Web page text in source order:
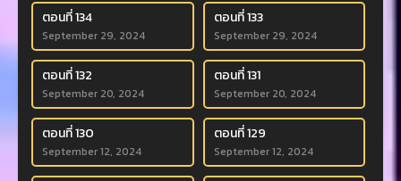
ตอนที่ 134
September 29, 2024
ตอนที่ 133
September 29, 2024
ตอนที่ 132
September 20, 2024
ตอนที่ 131
September 20, 2024
ตอนที่ 130
September 12, 2024
ตอนที่ 129
September 12, 2024